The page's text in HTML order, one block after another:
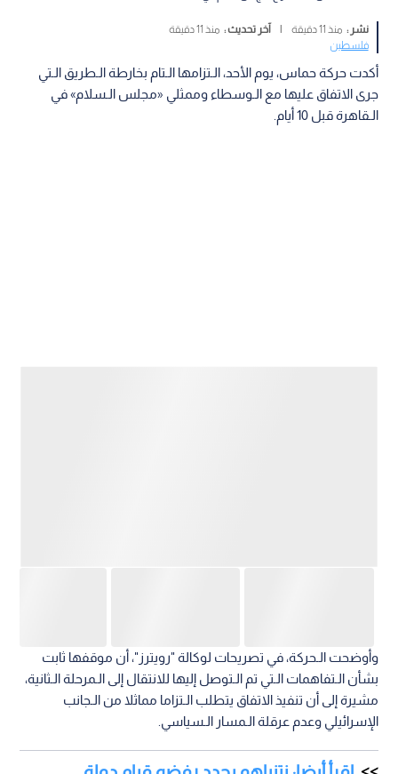
نشر : منذ 11 دقيقة | آخر تحديث : منذ 11 دقيقة
فلسطين
أكدت حركة حماس، يوم الأحد، الـتزامها الـتام بخارطة الـطريق الـتي
جرى الاتفاق عليها مع الـوسطاء وممثلي «مجلس الـسلام» في
الـقاهرة قبل 10 أيام.
وأوضحت الـحركة، في تصريحات لوكالة "رويترز"، أن موقفها ثابت
بشأن الـتفاهمات الـتي تم الـتوصل إليها للانتقال إلى الـمرحلة الـثانية،
مشيرة إلى أن تنفيذ الاتفاق يتطلب الـتزاما مماثلا من الـجانب
الإسرائيلي وعدم عرقلة الـمسار الـسياسي.